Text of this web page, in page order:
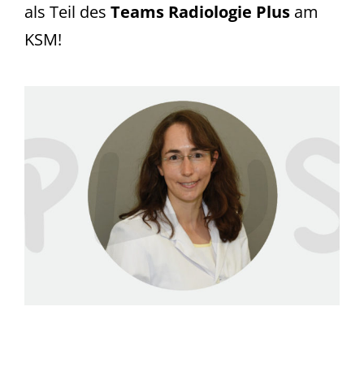
als Teil des Teams Radiologie Plusam
KSM!